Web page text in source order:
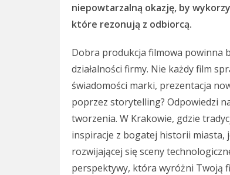
niepowtarzalną okazję, by
które rezonują z odbiorcą.
Dobra produkcja filmowa powinna
działalności firmy. Nie każdy film
świadomości marki, prezentacja
poprzez storytelling? Odpowiedzi
tworzenia. W Krakowie, gdzie
inspiracje z bogatej historii miasta,
rozwijającej się sceny
perspektywy, która wyróżni Twoją